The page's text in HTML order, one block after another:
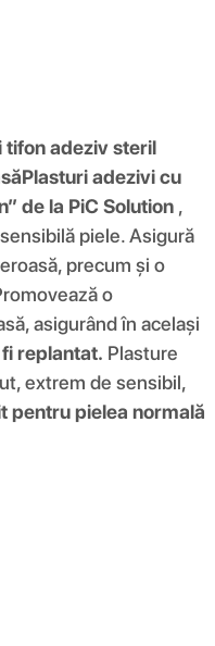
tifon adeziv steril
Plasturi adezivi cu
de la PiC Solution ,
piele. Asigură
precum și o
o
asigurând în același
replantat. Plasture
extrem de sensibil,
pentru pielea normală